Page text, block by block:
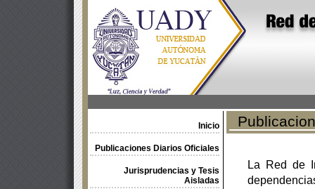
Inicio
Publicaciones Diarios Oficiales
Jurisprudencias y Tesis
Aisladas
La Red de